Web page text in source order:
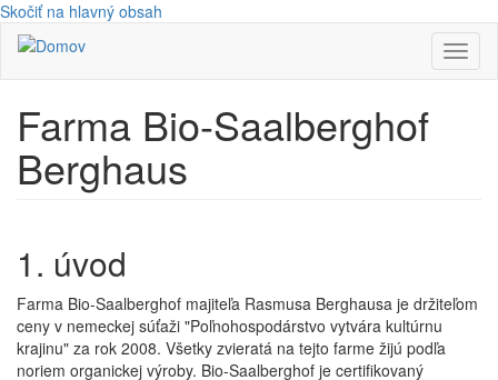
Skočiť na hlavný obsah
Farma Bio-Saalberghof
Berghaus
1. úvod
Farma Bio-Saalberghof majiteľa Rasmusa Berghausa je držiteľom
ceny v nemeckej súťaži "Poľnohospodárstvo vytvára kultúrnu
krajinu" za rok 2008. Všetky zvieratá na tejto farme žijú podľa
noriem organickej výroby. Bio-Saalberghof je certifikovaný